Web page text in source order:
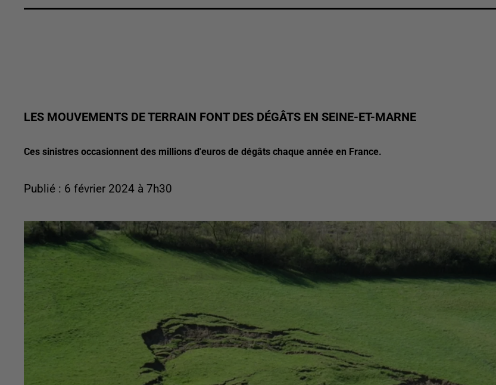
LES MOUVEMENTS DE TERRAIN FONT DES DÉGÂTS EN SEINE-ET-MARNE
Ces sinistres occasionnent des millions d'euros de dégâts chaque année en France.
Publié : 6 février 2024 à 7h30